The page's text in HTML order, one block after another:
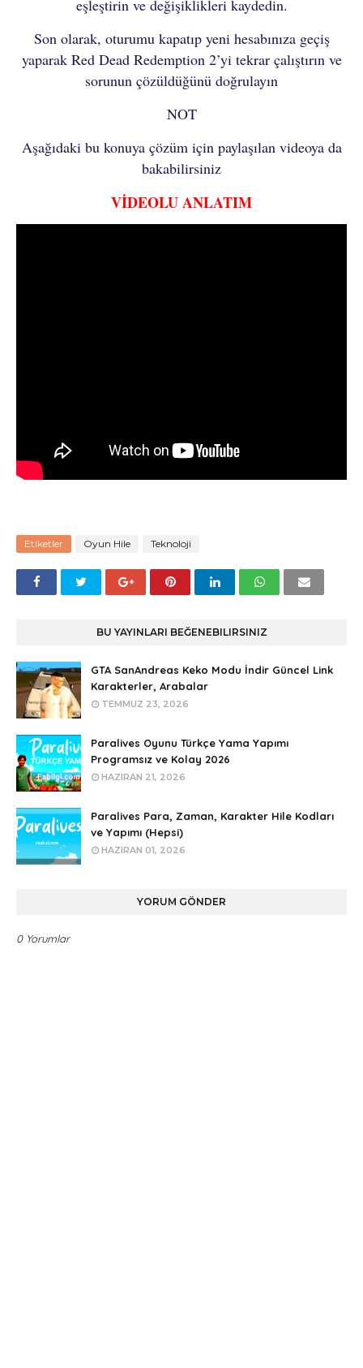
eşleştirin ve değişiklikleri kaydedin.
Son olarak, oturumu kapatıp yeni hesabınıza geçiş
yaparak Red Dead Redemption 2’yi tekrar çalıştırın ve
sorunun çözüldüğünü doğrulayın
NOT
Aşağıdaki bu konuya çözüm için paylaşılan videoya da
bakabilirsiniz
VİDEOLU ANLATIM
Etiketler Oyun Hile Teknoloji
BU YAYINLARI BEĞENEBILIRSINIZ
GTA SanAndreas Keko Modu İndir Güncel Link
Karakterler, Arabalar
TEMMUZ 23, 2026
Paralives Oyunu Türkçe Yama Yapımı
Programsız ve Kolay 2026
HAZIRAN 21, 2026
Paralives Para, Zaman, Karakter Hile Kodları
ve Yapımı (Hepsi)
HAZIRAN 01, 2026
YORUM GÖNDER
0 Yorumlar